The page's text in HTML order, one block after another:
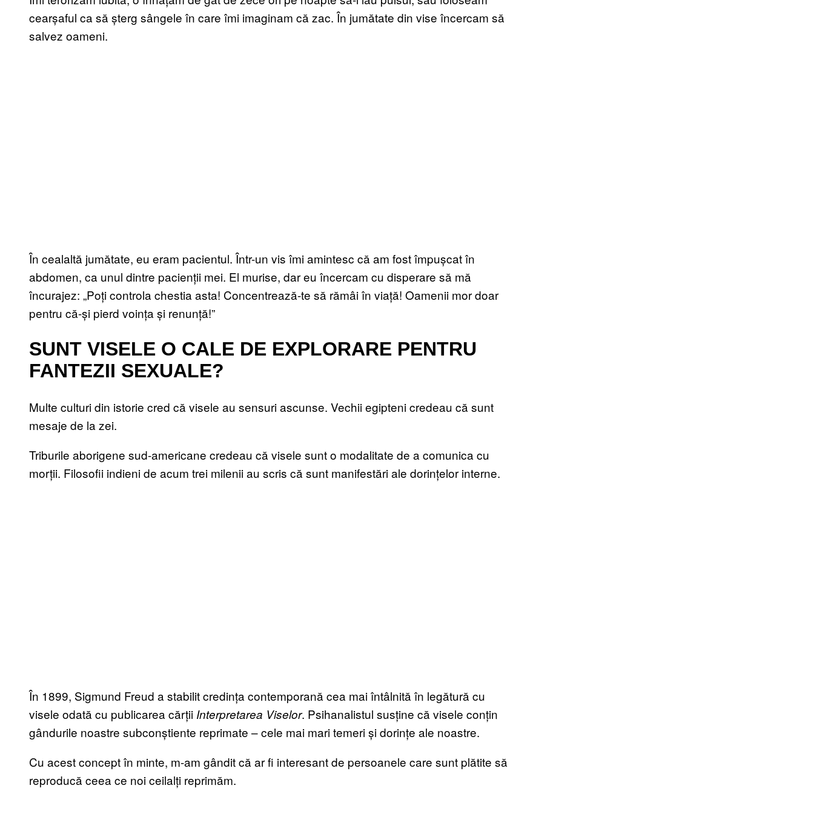
cearșaful ca să șterg sângele în care îmi imaginam că zac. În jumătate din vise încercam să
salvez oameni.
În cealaltă jumătate, eu eram pacientul. Într-un vis îmi amintesc că am fost împușcat în
abdomen, ca unul dintre pacienții mei. El murise, dar eu încercam cu disperare să mă
încurajez: „Poți controla chestia asta! Concentrează-te să rămâi în viață! Oamenii mor doar
pentru că-și pierd voința și renunță!”
SUNT VISELE O CALE DE EXPLORARE PENTRU
FANTEZII SEXUALE?
Multe culturi din istorie cred că visele au sensuri ascunse. Vechii egipteni credeau că sunt
mesaje de la zei.
Triburile aborigene sud-americane credeau că visele sunt o modalitate de a comunica cu
morții. Filosofii indieni de acum trei milenii au scris că sunt manifestări ale dorințelor interne.
În 1899, Sigmund Freud a stabilit credința contemporană cea mai întâlnită în legătură cu
visele odată cu publicarea cărții Interpretarea Viselor. Psihanalistul susține că visele conțin
gândurile noastre subconștiente reprimate – cele mai mari temeri și dorințe ale noastre.
Cu acest concept în minte, m-am gândit că ar fi interesant de persoanele care sunt plătite să
reproducă ceea ce noi ceilalți reprimăm.